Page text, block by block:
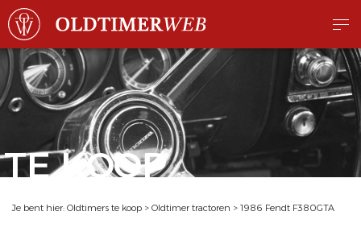
TE KOOP
Je bent hier: Oldtimers te koop > Oldtimer tractoren > 1986 Fendt F380GTA